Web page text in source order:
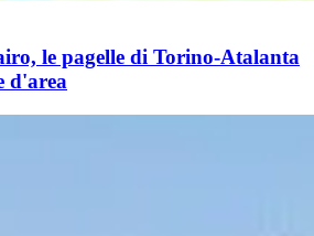
le pagelle di Torino-Atalanta
d'area